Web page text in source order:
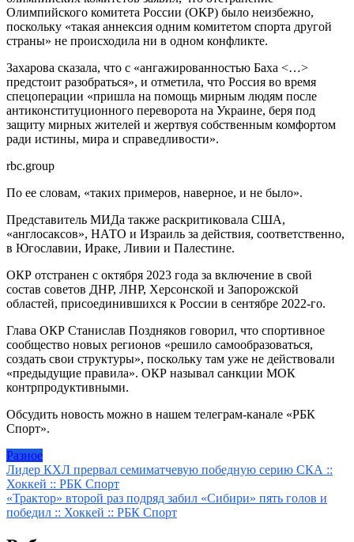
Олимпийского комитета России (ОКР) было неизбежно,
поскольку «такая аннексия одним комитетом спорта другой
страны» не происходила ни в одном конфликте.
Захарова сказала, что с «ангажированностью Баха <…>
предстоит разобраться», и отметила, что Россия во время
спецоперации «пришла на помощь мирным людям после
антиконституционного переворота на Украине, беря под
защиту мирных жителей и жертвуя собственным комфортом
ради истины, мира и справедливости».
rbc.group
По ее словам, «таких примеров, наверное, и не было».
Представитель МИДа также раскритиковала США,
«англосаксов», НАТО и Израиль за действия, соответственно,
в Югославии, Ираке, Ливии и Палестине.
ОКР отстранен с октября 2023 года за включение в свой
состав советов ДНР, ЛНР, Херсонской и Запорожской
областей, присоединившихся к России в сентябре 2022-го.
Глава ОКР Станислав Поздняков говорил, что спортивное
сообщество новых регионов «решило самообразоваться,
создать свои структуры», поскольку там уже не действовали
«предыдущие правила». ОКР называл санкции МОК
контрпродуктивными.
Обсудить новость можно в нашем телеграм-канале «РБК
Спорт».
Разное
Навигация
по
записям
Лидер КХЛ прервал семиматчевую победную серию СКА ::
Хоккей :: РБК Спорт
«Трактор» второй раз подряд забил «Сибири» пять голов и
победил :: Хоккей :: РБК Спорт